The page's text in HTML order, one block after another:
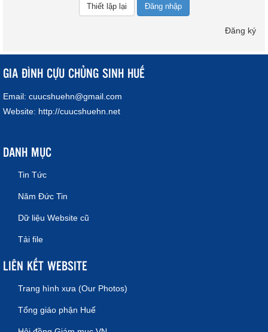
Đăng nhập
Đăng ký
GIA ĐÌNH CỰU CHỦNG SINH HUẾ
Email: cuucshuehn@gmail.com
Website: http://cuucshuehn.net
DANH MỤC
Tin Tức
Năm Đức Tin
Dữ liệu Website cũ
Tải file
LIÊN KẾT WEBSITE
Trang hình xưa (Our Photos)
Tổng giáo phận Huế